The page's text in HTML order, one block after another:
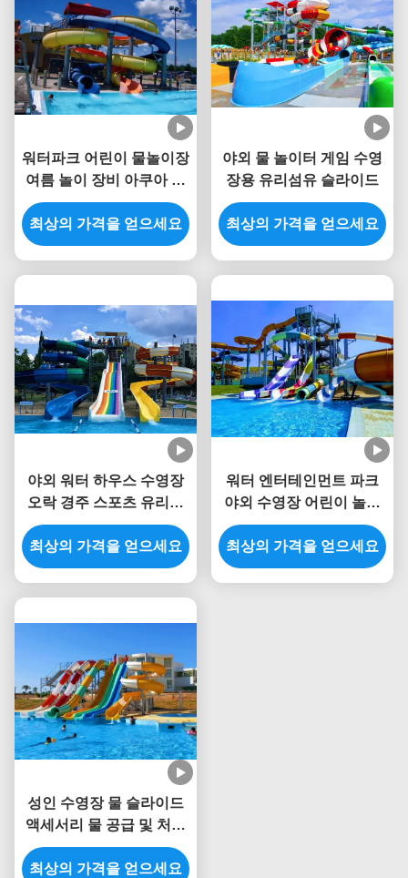
워터파크 어린이 물놀이장
여름 놀이 장비 아쿠아 슬
라이드
최상의 가격을 얻으세요
야외 물 놀이터 게임 수영
장용 유리섬유 슬라이드
최상의 가격을 얻으세요
야외 워터 하우스 수영장
오락 경주 스포츠 유리섬
유 슬라이드 어린이용
최상의 가격을 얻으세요
워터 엔터테인먼트 파크
야외 수영장 어린이 놀이
터 유리섬유 슬라이드
최상의 가격을 얻으세요
성인 수영장 물 슬라이드
액세서리 물 공급 및 처리
시스템을 포함
최상의 가격을 얻으세요